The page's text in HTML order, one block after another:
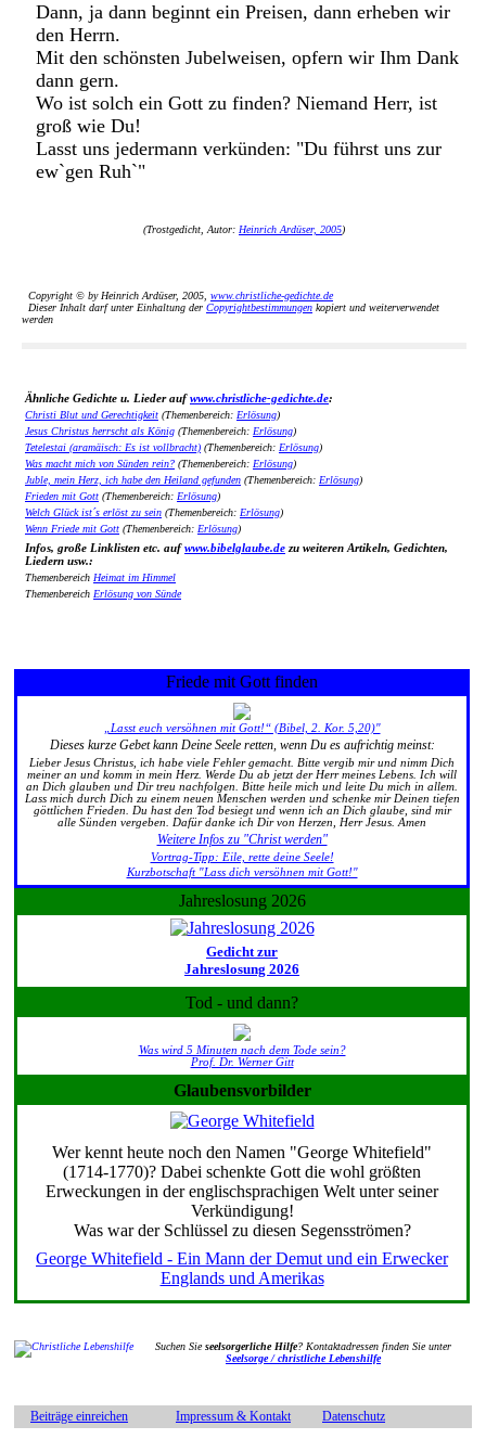
Dann, ja dann beginnt ein Preisen, dann erheben wir
den Herrn.
Mit den schönsten Jubelweisen, opfern wir Ihm Dank
dann gern.
Wo ist solch ein Gott zu finden? Niemand Herr, ist
groß wie Du!
Lasst uns jedermann verkünden: "Du führst uns zur
ew`gen Ruh`"
(Trostgedicht, Autor: Heinrich Ardüser, 2005)
Copyright © by Heinrich Ardüser, 2005, www.christliche-gedichte.de
Dieser Inhalt darf unter Einhaltung der Copyrightbestimmungen kopiert und weiterverwendet
werden
Ähnliche Gedichte u. Lieder aufwww.christliche-gedichte.de:
Christi Blut und Gerechtigkeit (Themenbereich: Erlösung)
Jesus Christus herrscht als König (Themenbereich: Erlösung)
Tetelestai (aramäisch: Es ist vollbracht) (Themenbereich: Erlösung)
Was macht mich von Sünden rein? (Themenbereich: Erlösung)
Juble, mein Herz, ich habe den Heiland gefunden (Themenbereich: Erlösung)
Frieden mit Gott (Themenbereich: Erlösung)
Welch Glück ist´s erlöst zu sein (Themenbereich: Erlösung)
Wenn Friede mit Gott (Themenbereich: Erlösung)
Infos, große Linklisten etc. aufwww.bibelglaube.de zu weiteren Artikeln, Gedichten,
Liedern usw.:
Themenbereich Heimat im Himmel
Themenbereich Erlösung von Sünde
Friede mit Gott finden
„Lasst euch versöhnen mit Gott!“ (Bibel, 2. Kor. 5,20)"
Dieses kurze Gebet kann Deine Seele retten, wenn Du es aufrichtig meinst:
Lieber Jesus Christus, ich habe viele Fehler gemacht. Bitte vergib mir und nimm Dich
meiner an und komm in mein Herz. Werde Du ab jetzt der Herr meines Lebens. Ich will
an Dich glauben und Dir treu nachfolgen. Bitte heile mich und leite Du mich in allem.
Lass mich durch Dich zu einem neuen Menschen werden und schenke mir Deinen tiefen
göttlichen Frieden. Du hast den Tod besiegt und wenn ich an Dich glaube, sind mir
alle Sünden vergeben. Dafür danke ich Dir von Herzen, Herr Jesus. Amen
Weitere Infos zu "Christ werden"
Vortrag-Tipp: Eile, rette deine Seele!
Kurzbotschaft "Lass dich versöhnen mit Gott!"
Jahreslosung 2026
Gedicht zur
Jahreslosung 2026
Tod - und dann?
Was wird 5 Minuten nach dem Tode sein?
Prof. Dr. Werner Gitt
Glaubensvorbilder
Wer kennt heute noch den Namen "George Whitefield"
(1714-1770)? Dabei schenkte Gott die wohl größten
Erweckungen in der englischsprachigen Welt unter seiner
Verkündigung!
Was war der Schlüssel zu diesen Segensströmen?
George Whitefield - Ein Mann der Demut und ein Erwecker
Englands und Amerikas
Suchen Sieseelsorgerliche Hilfe? Kontaktadressen finden Sie unter
Seelsorge / christliche Lebenshilfe
Beiträge einreichen Impressum & Kontakt Datenschutz